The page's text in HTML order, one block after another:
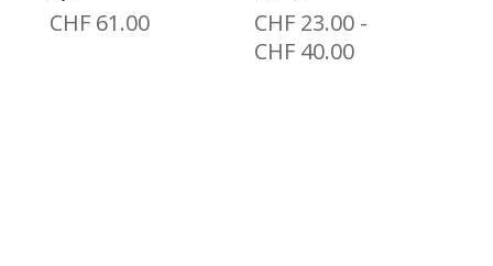
CHF61.00 CHF 23.00 -
CHF 40.00Fascia